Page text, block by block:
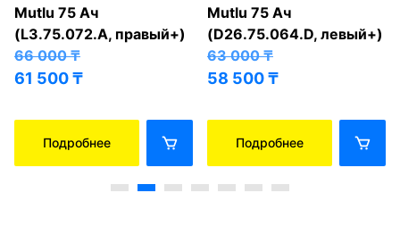
Mutlu 75 Ач
(L3.75.072.A, правый+)
66 000₸
61 500₸
Подробнее
Mutlu 75 Ач
(D26.75.064.D, левый+)
63 000₸
58 500₸
Подробнее